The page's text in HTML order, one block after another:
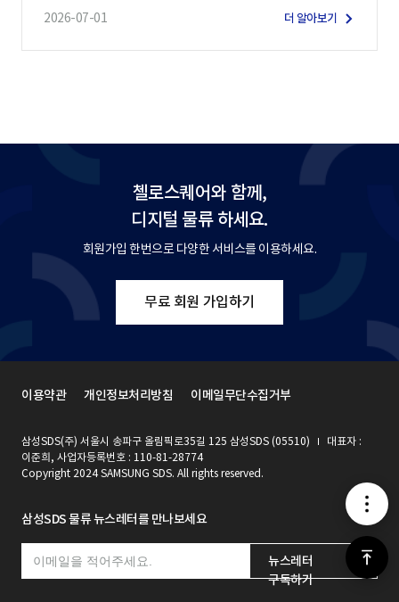
메
뉴
위
2026-07-01 더 알아보기
첼로스퀘어와 함께,
디지털 물류 하세요.
회원가입 한번으로 다양한 서비스를 이용하세요.
무료 회원 가입하기
삼성SDS 물류 뉴스레터를 만나보세요
뉴스레터
구독하기
삼성SDS(주) 서울시 송파구 올림픽로35길 125 삼성SDS (05510)
대표자 :
이준희, 사업자등록번호 : 110-81-28774
Copyright 2024 SAMSUNG SDS. All rights reserved.
이용약관 개인정보처리방침 이메일무단수집거부